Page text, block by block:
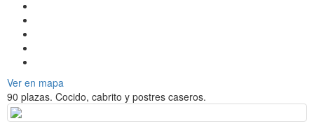
Ver en mapa
90 plazas. Cocido, cabrito y postres caseros.